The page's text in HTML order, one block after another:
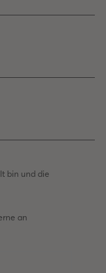
bin und die
an